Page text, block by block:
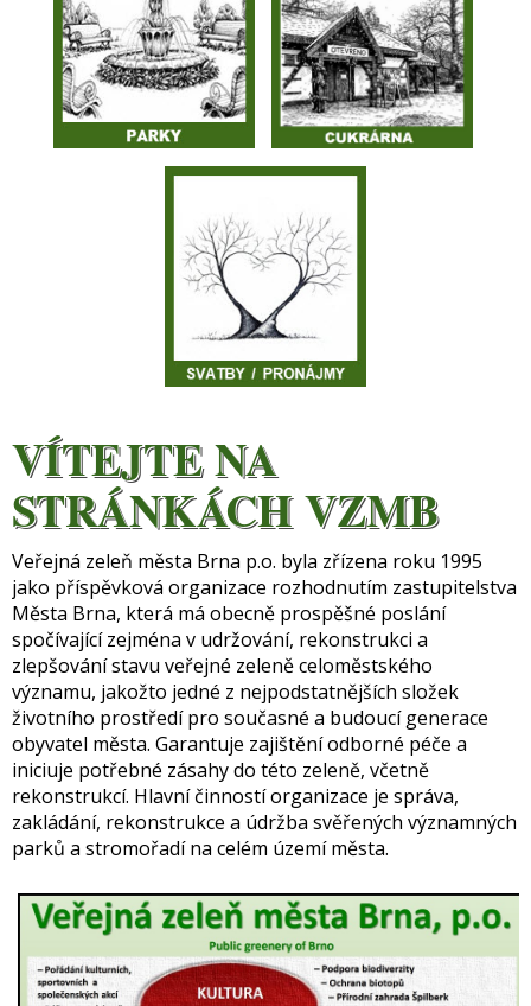
VÍTEJTE NA
STRÁNKÁCH VZMB
Veřejná zeleň města Brna p.o. byla zřízena roku 1995
jako příspěvková organizace rozhodnutím zastupitelstva
Města Brna, která má obecně prospěšné poslání
spočívající zejména v udržování, rekonstrukci a
zlepšování stavu veřejné zeleně celoměstského
významu, jakožto jedné z nejpodstatnějších složek
životního prostředí pro současné a budoucí generace
obyvatel města. Garantuje zajištění odborné péče a
iniciuje potřebné zásahy do této zeleně, včetně
rekonstrukcí. Hlavní činností organizace je správa,
zakládání, rekonstrukce a údržba svěřených významných
parků a stromořadí na celém území města.